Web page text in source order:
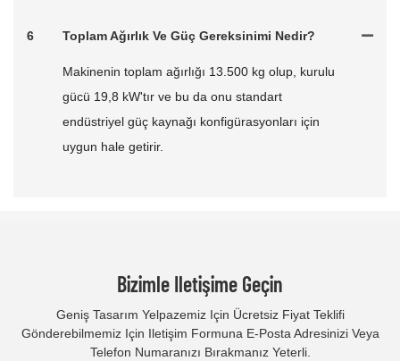
6 Toplam Ağırlık Ve Güç Gereksinimi Nedir?
Makinenin toplam ağırlığı 13.500 kg olup, kurulu
gücü 19,8 kW'tır ve bu da onu standart
endüstriyel güç kaynağı konfigürasyonları için
uygun hale getirir.
Bizimle Iletişime Geçin
Geniş Tasarım Yelpazemiz Için Ücretsiz Fiyat Teklifi
Gönderebilmemiz Için Iletişim Formuna E-Posta Adresinizi Veya
Telefon Numaranızı Bırakmanız Yeterli.